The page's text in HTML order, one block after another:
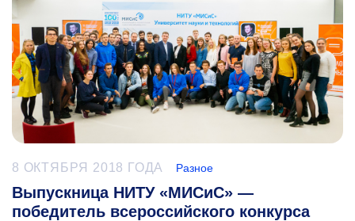
8 ОКТЯБРЯ 2018 ГОДА Разное
Выпускница НИТУ «МИСиС» —
победитель всероссийского конкурса